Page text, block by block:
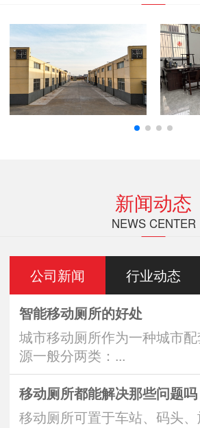
新闻动态
NEWS CENTER
公司新闻 行业动态
智能移动厕所的好处
城市移动厕所作为一种城市
源一般分两类：...
移动厕所都能解决那些问题吗
移动厕所可置于车站、码头